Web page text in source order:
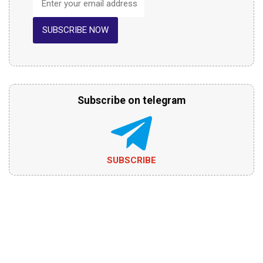
SUBSCRIBE NOW
Subscribe on telegram
SUBSCRIBE